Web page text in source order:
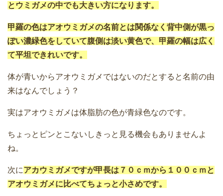
とウミガメの中でも大きい方になります。
甲羅の色はアオウミガメの名前とは関係なく背中側が黒っ
ぽい濃緑色をしていて腹側は淡い黄色で、甲羅の幅は広く
て平坦できれいです。
体が青いからアオウミガメではないのだとすると名前の由
来はなんでしょう？
実はアオウミガメは体脂肪の色が青緑色なのです。
ちょっとピンとこないしきっと見る機会もありませんよ
ね。
次にアカウミガメですが甲長は７０ｃｍから１００ｃｍと
アオウミガメに比べてちょっと小さめです。